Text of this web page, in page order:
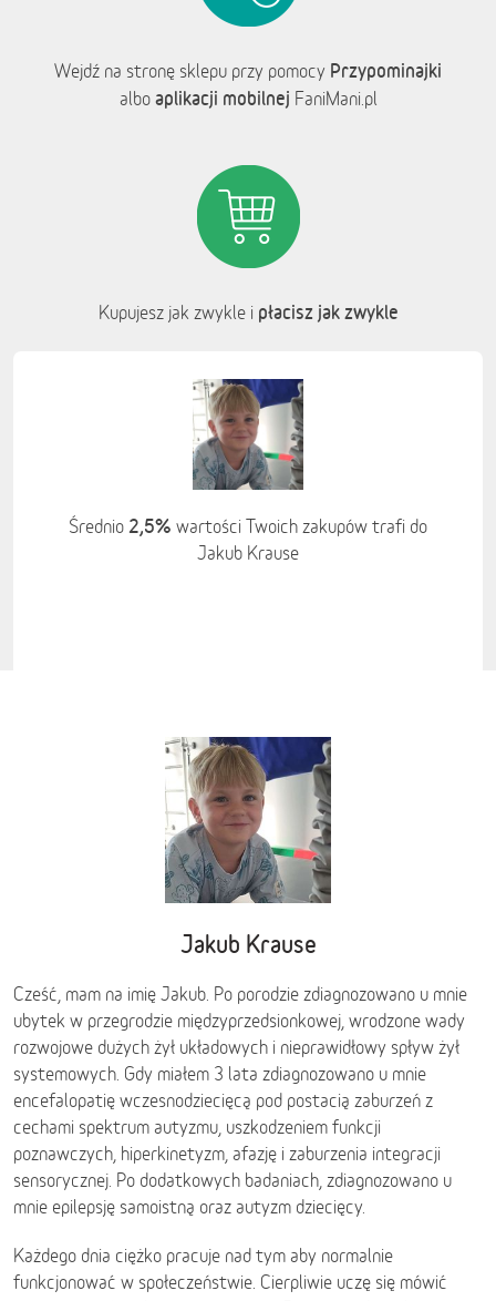
Wejdź na stronę sklepu przy pomocy Przypominajki
albo aplikacji mobilnej FaniMani.pl
Kupujesz jak zwykle i płacisz jak zwykle
Średnio 2,5% wartości Twoich zakupów trafi do
Jakub Krause
Jakub Krause
Cześć, mam na imię Jakub. Po porodzie zdiagnozowano u mnie
ubytek w przegrodzie międzyprzedsionkowej, wrodzone wady
rozwojowe dużych żył układowych i nieprawidłowy spływ żył
systemowych. Gdy miałem 3 lata zdiagnozowano u mnie
encefalopatię wczesnodziecięcą pod postacią zaburzeń z
cechami spektrum autyzmu, uszkodzeniem funkcji
poznawczych, hiperkinetyzm, afazję i zaburzenia integracji
sensorycznej. Po dodatkowych badaniach, zdiagnozowano u
mnie epilepsję samoistną oraz autyzm dziecięcy.
Każdego dnia ciężko pracuje nad tym aby normalnie
funkcjonować w społeczeństwie. Cierpliwie uczę się mówić